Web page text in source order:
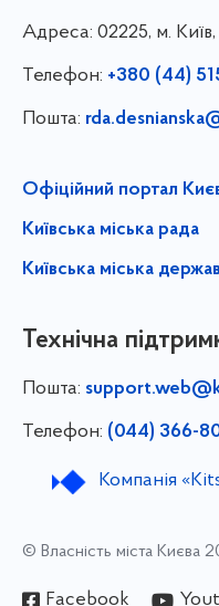
Адреса: 02225, м.
Телефон: +380 (44)
Пошта:
Офіційний портал
Київська міська рада
Київська міська
Технічна
Пошта:
Телефон: (044) 366-
Компанія
© Власність міста Києва
Facebook